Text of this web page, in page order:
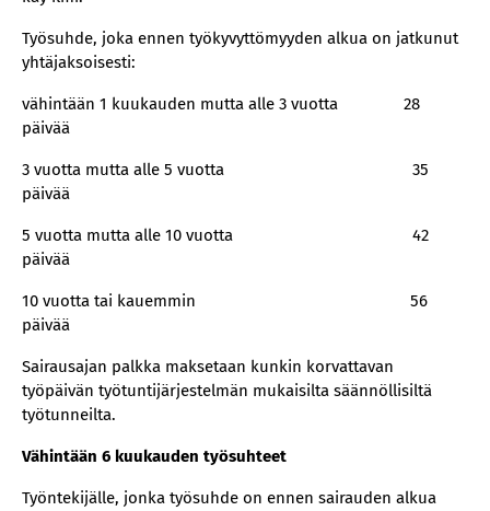
Työsuhde, joka ennen työkyvyttömyyden alkua on jatkunut
yhtäjaksoisesti:
vähintään 1 kuukauden mutta alle 3 vuotta 28
päivää
3 vuotta mutta alle 5 vuotta 35
päivää
5 vuotta mutta alle 10 vuotta 42
päivää
10 vuotta tai kauemmin 56
päivää
Sairausajan palkka maksetaan kunkin korvattavan
työpäivän työtuntijärjestelmän mukaisilta säännöllisiltä
työtunneilta.
Vähintään 6 kuukauden työsuhteet
Työntekijälle, jonka työsuhde on ennen sairauden alkua